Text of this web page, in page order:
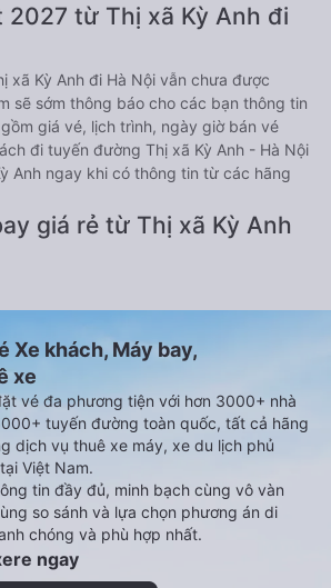
2027 từ Thị xã Kỳ Anh đi
xã Kỳ Anh đi Hà Nội vẫn chưa được
sẽ sớm thông báo cho các bạn thông tin
giá vé, lịch trình, ngày giờ bán vé
đi tuyến đường Thị xã Kỳ Anh - Hà Nội
Anh ngay khi có thông tin từ các hãng
giá rẻ từ Thị xã Kỳ Anh
Xe khách, Máy bay,
xe
vé đa phương tiện với hơn 3000+ nhà
tuyến đường toàn quốc, tất cả hãng
dịch vụ thuê xe máy, xe du lịch phủ
Việt Nam.
tin đầy đủ, minh bạch cùng vô vàn
so sánh và lựa chọn phương án di
chóng và phù hợp nhất.
ngay